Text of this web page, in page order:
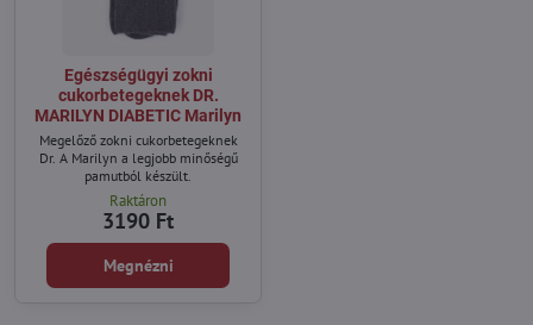
Egészségügyi zokni
cukorbetegeknek DR.
MARILYN DIABETIC Marilyn
Megelőző zokni cukorbetegeknek
Dr. A Marilyn a legjobb minőségű
pamutból készült.
Raktáron
3190 Ft
Megnézni